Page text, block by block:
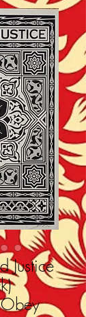
Justice